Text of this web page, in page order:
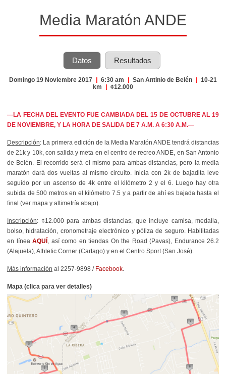
Media Maratón ANDE
Datos Resultados
Domingo 19 Noviembre 2017 | 6:30 am | San Antinio de Belén | 10-21
km
| ¢12.000
—LA FECHA DEL EVENTO FUE CAMBIADA DEL 15 DE OCTUBRE AL 19
DE NOVIEMBRE, Y LA HORA DE SALIDA DE 7 A.M. A 6:30 A.M.—
Descripción: La primera edición de la Media Maratón ANDE tendrá distancias
de 21k y 10k, con salida y meta en el centro de recreo ANDE, en San Antonio
de Belén. El recorrido será el mismo para ambas distancias, pero la media
maratón dará dos vueltas al mismo circuito. Inicia con 2k de bajadita leve
seguido por un ascenso de 4k entre el kilómetro 2 y el 6. Luego hay otra
subida de 500 metros en el kilómetro 7.5 y a partir de ahí es bajada hasta el
final (ver mapa y altimetría abajo).
Inscripción: ¢12.000 para ambas distancias, que incluye camisa, medalla,
bolso, hidratación, cronometraje electrónico y póliza de seguro. Habilitadas
en línea AQUÍ , así como en tiendas On the Road (Pavas), Endurance 26.2
(Alajuela), Athletic Corner (Cartago) y en el Centro Sport (San José).
Más información al 2257-9898 / Facebook
Mapa (clica para ver detalles)